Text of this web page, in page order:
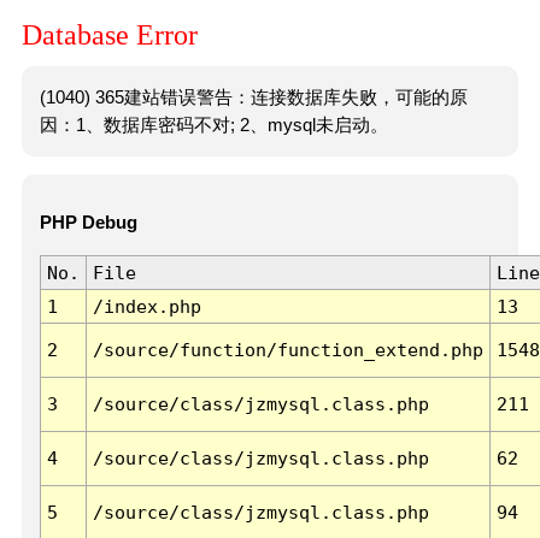
Database Error
(1040) 365建站错误警告：连接数据库失败，可能的原
因：1、数据库密码不对; 2、mysql未启动。
PHP Debug
No. File
Line
1
/index.php 13
2 /source/function/function_extend.php 1548
3 /source/class/jzmysql.class.php 211
4 /source/class/jzmysql.class.php 62
5 /source/class/jzmysql.class.php 94